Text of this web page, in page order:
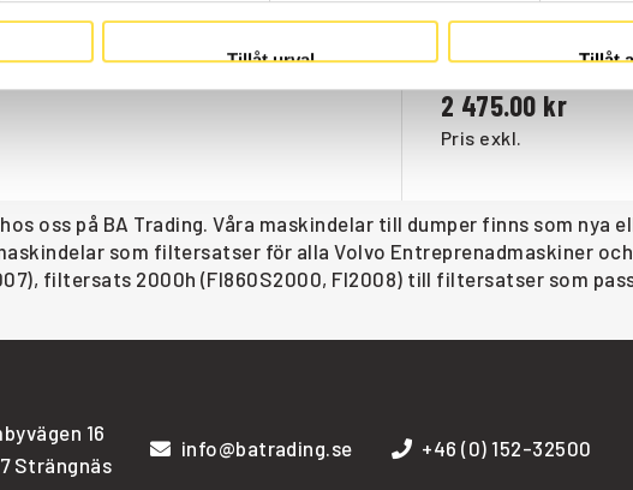
Tillåt urval Tillåt
Pris exkl.
2 475.00
Webblager
oss på BA Trading. Våra maskindelar till dumper finns som nya
som filtersatser för alla Volvo Entreprenadmaskiner
filtersats 2000h (FI860S2000, FI2008) till filtersatser som
16
Strängnäs
info@batrading.se +46 (0) 152-32500